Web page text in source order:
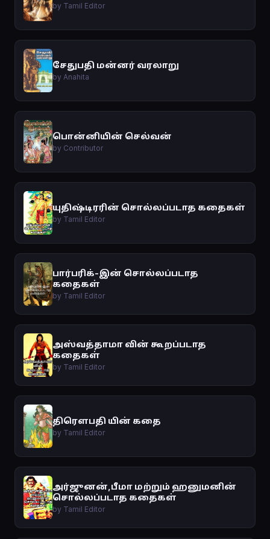
by Tamil Editor
சேதுபதி மன்னர் வரலாறு
by Anahita
பொன்னியின் செல்வன்
by Contributor
யுதிஷ்டிரரின் சொல்லப்படாத கதைகள்
by Tamil Editor
பார்பரிக்-இன் சொல்லப்படாத
கதைகள்
by Tamil Editor
அஸ்வத்தாமா வின் கூறப்படாத
கதைகள்
by Tamil Editor
திரௌபதி யின் கதை
by Tamil Editor
அர்ஜுனன்,பீமா மற்றும் ஹனுமனின்
சொல்லப்படாத கதைகள்
by Tamil Editor